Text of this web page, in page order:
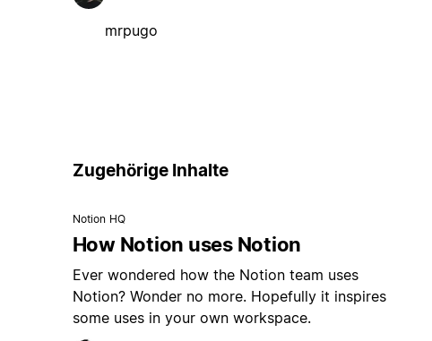
mrpugo
Zugehörige Inhalte
Notion HQ
How Notion uses Notion
Ever wondered how the Notion team uses
Notion? Wonder no more. Hopefully it inspires
some uses in your own workspace.